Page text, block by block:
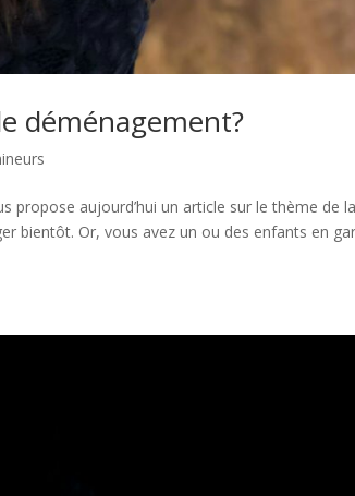
déménagement?
propose aujourd’hui un article sur le thème de
bientôt. Or, vous avez un ou des enfants en